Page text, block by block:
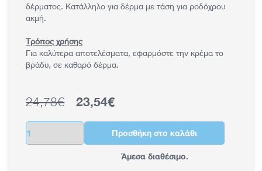
δέρματος. Κατάλληλο για δέρμα με τάση για ροδόχρου
ακμή.
Τρόπος χρήσης
Για καλύτερα αποτελέσματα, εφαρμόστε την κρέμα το
βράδυ, σε καθαρό δέρμα.
Κανονική τιμή
24,78€
Τιμή έκπτωσης
23,54€
Ποσότητα
Προσθήκη στο καλάθι
Άμεσα διαθέσιμο.